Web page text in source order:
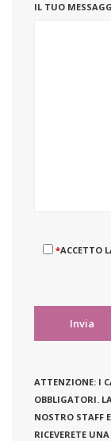
IL TUO
*ACCETTO
ATTENZIONE: I
OBBLIGATORI.
NOSTRO STAFF
RICEVERETE